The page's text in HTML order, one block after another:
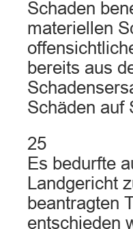
Schaden
materiellen
bereits aus
Schäden auf
25
Es bedurfte
Landgericht
beantragten
entschieden